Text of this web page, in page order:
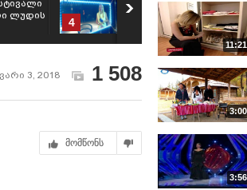
ლუდის
4
რა ხდება კადრს
მიღმა - რუსკას
კურიოზები
ნახვა
3, 2018 1 508
მომწონს
11:21
3:00
3:56